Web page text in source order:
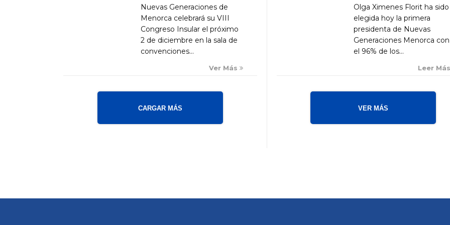
Nuevas Generaciones de
Menorca celebrará su VIII
Congreso Insular el próximo
2 de diciembre en la sala de
convenciones...
Ver Más
CARGAR MÁS
Olga Ximenes Florit ha sido
elegida hoy la primera
presidenta de Nuevas
Generaciones Menorca con
el 96% de los...
Leer
VER MÁS